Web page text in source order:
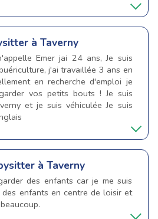
à Taverny
Emer jai 24 ans, Je suis
j'ai travaillée 3 ans en
en recherche d'emploi je
vos petits bouts ! Je suis
et je suis véhiculée Je suis
à Taverny
des enfants car je me suis
enfants en centre de loisir et